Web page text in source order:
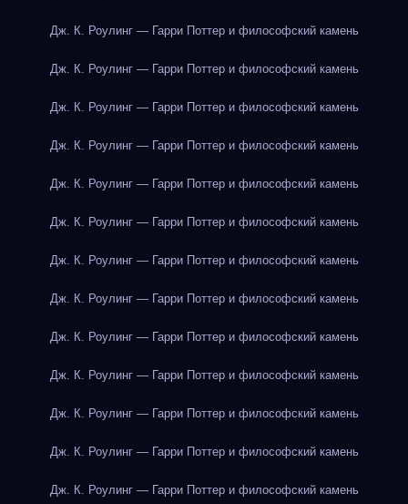
Дж. К. Роулинг — Гарри Поттер и философский камень
Дж. К. Роулинг — Гарри Поттер и философский камень
Дж. К. Роулинг — Гарри Поттер и философский камень
Дж. К. Роулинг — Гарри Поттер и философский камень
Дж. К. Роулинг — Гарри Поттер и философский камень
Дж. К. Роулинг — Гарри Поттер и философский камень
Дж. К. Роулинг — Гарри Поттер и философский камень
Дж. К. Роулинг — Гарри Поттер и философский камень
Дж. К. Роулинг — Гарри Поттер и философский камень
Дж. К. Роулинг — Гарри Поттер и философский камень
Дж. К. Роулинг — Гарри Поттер и философский камень
Дж. К. Роулинг — Гарри Поттер и философский камень
Дж. К. Роулинг — Гарри Поттер и философский камень